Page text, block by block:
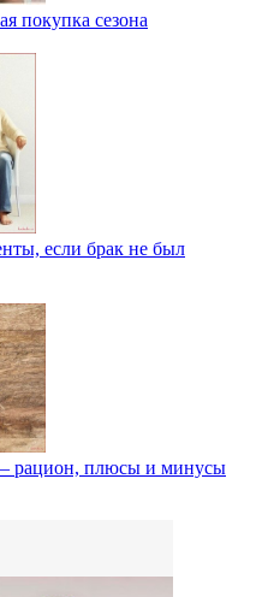
покупка сезона
если брак не был
рацион, плюсы и минусы